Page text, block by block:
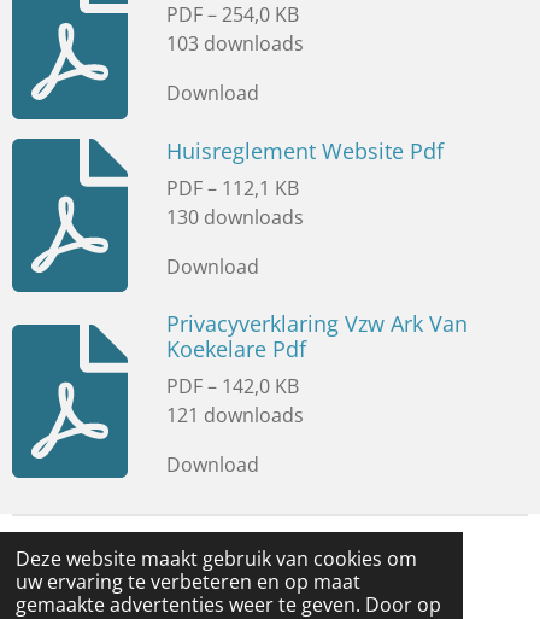
Deze website maakt gebruik van cookies om
uw ervaring te verbeteren en op maat
gemaakte advertenties weer te geven. Door op
PDF – 254,0 KB
103 downloads
Download
Huisreglement Website Pdf
PDF – 112,1 KB
130 downloads
Download
Privacyverklaring Vzw Ark Van
Koekelare Pdf
PDF – 142,0 KB
121 downloads
Download
© 2025 - vzw Ark van Koekelare - alle rechten
voorbehouden